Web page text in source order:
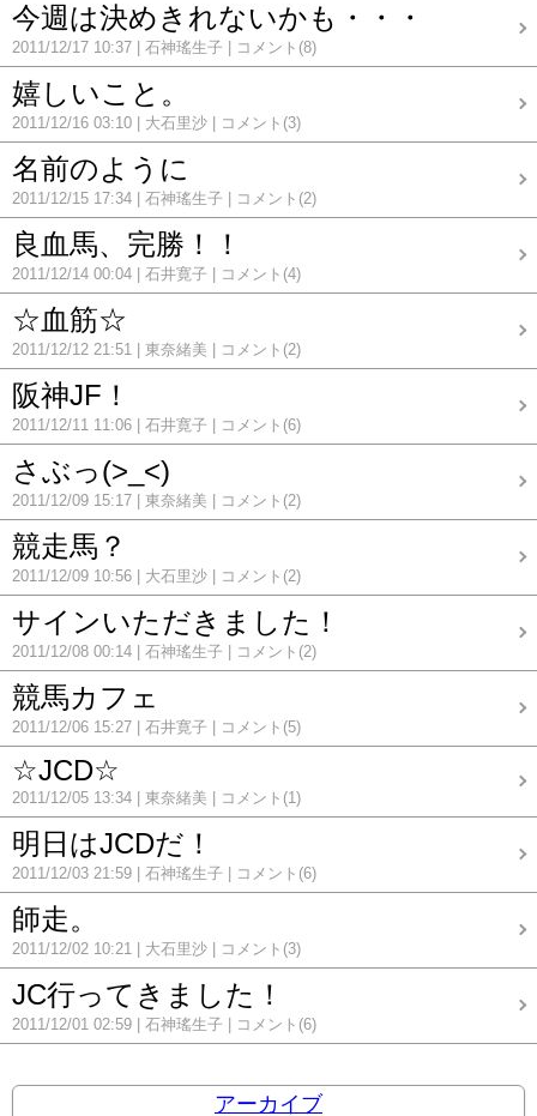
今週は決めきれないかも・・・
2011/12/17 10:37 石神瑤生子 コメント(8)
嬉しいこと。
2011/12/16 03:10 大石里沙 コメント(3)
名前のように
2011/12/15 17:34 石神瑤生子 コメント(2)
良血馬、完勝！！
2011/12/14 00:04 石井寛子 コメント(4)
☆血筋☆
2011/12/12 21:51 東奈緒美 コメント(2)
阪神JF！
2011/12/11 11:06 石井寛子 コメント(6)
さぶっ(>_<)
2011/12/09 15:17 東奈緒美 コメント(2)
競走馬？
2011/12/09 10:56 大石里沙 コメント(2)
サインいただきました！
2011/12/08 00:14 石神瑤生子 コメント(2)
競馬カフェ
2011/12/06 15:27 石井寛子 コメント(5)
☆JCD☆
2011/12/05 13:34 東奈緒美 コメント(1)
明日はJCDだ！
2011/12/03 21:59 石神瑤生子 コメント(6)
師走。
2011/12/02 10:21 大石里沙 コメント(3)
JC行ってきました！
2011/12/01 02:59 石神瑤生子 コメント(6)
アーカイブ